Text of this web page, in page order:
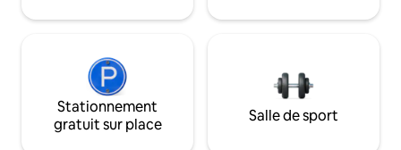
Stationnement
gratuit sur place
Salle de sport